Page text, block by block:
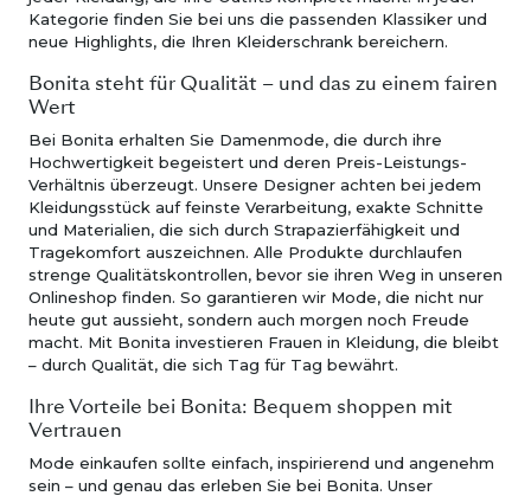
Kategorie finden Sie bei uns die passenden Klassiker und
neue Highlights, die Ihren Kleiderschrank bereichern.
Bonita steht für Qualität – und das zu einem fairen
Wert
Bei Bonita erhalten Sie Damenmode, die durch ihre
Hochwertigkeit begeistert und deren Preis-Leistungs-
Verhältnis überzeugt. Unsere Designer achten bei jedem
Kleidungsstück auf feinste Verarbeitung, exakte Schnitte
und Materialien, die sich durch Strapazierfähigkeit und
Tragekomfort auszeichnen. Alle Produkte durchlaufen
strenge Qualitätskontrollen, bevor sie ihren Weg in unseren
Onlineshop finden. So garantieren wir Mode, die nicht nur
heute gut aussieht, sondern auch morgen noch Freude
macht. Mit Bonita investieren Frauen in Kleidung, die bleibt
– durch Qualität, die sich Tag für Tag bewährt.
Ihre Vorteile bei Bonita: Bequem shoppen mit
Vertrauen
Mode einkaufen sollte einfach, inspirierend und angenehm
sein – und genau das erleben Sie bei Bonita. Unser